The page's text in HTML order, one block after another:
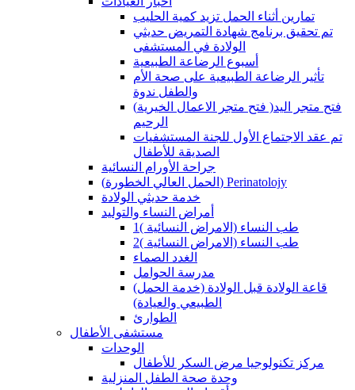
تمارين أثناء الحمل تزيد كمية الحليب
تم تحقيق برنامج شهادة التمريض حديثي
الولادة في المستشفى
أسبوع الرضاعة الطبيعية
تأثير الرضاعة الطبيعية على صحة الأم
والطفل ندوة
(فتح متجر الاعمال الخيرية )فتح متجر اليد
الرحيم
تم عقد الاجتماع الأول للجنة المستشفيات
الصديقة للأطفال
جراحة الأورام النسائية
(الحمل العالي الخطورة) Perinatolojy
خدمة حديثي الولادة
أمراض النساء والتوليد
طب النساء (الامراض النسائية )1
طب النساء (الامراض النسائية )2
الغدد الصماء
مدرسة الحوامل
(قاعة الولادة قبل الولادة (خدمة الحمل
الطبيعي والعيادة)
الطوارئ
مستشفى الأطفال
الوحدات
مركز تكنولوجيا مرض السكر للأطفال
وحدة صحة الطفل المنزلية